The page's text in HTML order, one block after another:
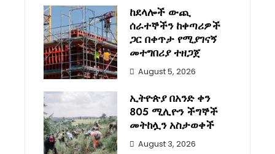
ከደላሎች ውጪ
ሰራተኞችን ከቀጣሪዎች
ጋር በቀጥታ የሚያገናኝ
መተግበሪያ ተዘጋጀ
August 5, 2026
ኢትዮጵያ በአንድ ቀን
805 ሚሊዮን ችግኞች
መትከሏን አስታወቀች
August 3, 2026